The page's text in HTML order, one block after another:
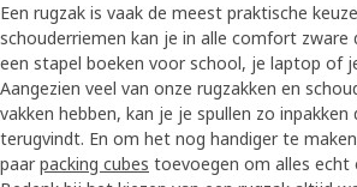
Een rugzak is vaak de meest praktische
schouderriemen kan je in alle comfort zware
een stapel boeken voor school, je laptop of
Aangezien veel van onze rugzakken en
vakken hebben, kan je je spullen zo inpakken
terugvindt. En om het nog handiger te
paar packing cubes toevoegen om alles echt